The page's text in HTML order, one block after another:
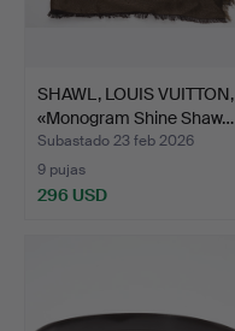
SHAWL, LOUIS VUITTON,
«Monogram Shine Shaw…
Subastado 23 feb 2026
9 pujas
296 USD